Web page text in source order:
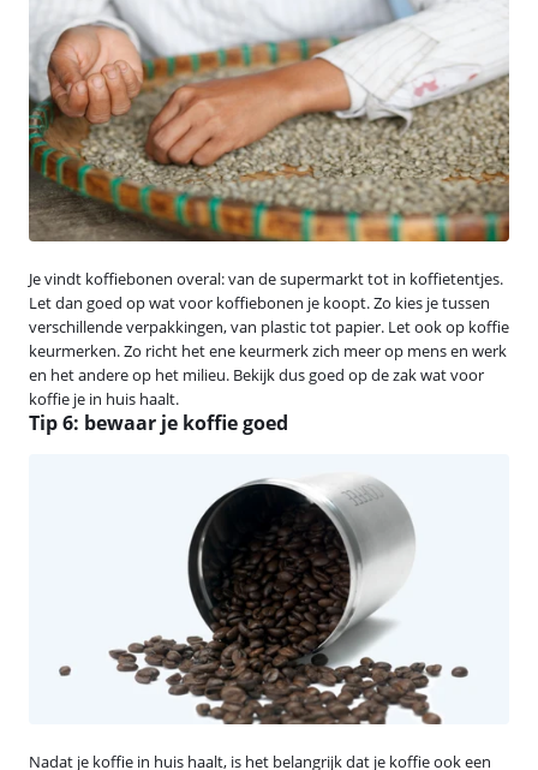
Je vindt koffiebonen overal: van de supermarkt tot in koffietentjes.
Let dan goed op wat voor koffiebonen je koopt. Zo kies je tussen
verschillende verpakkingen, van plastic tot papier. Let ook op koffie
keurmerken. Zo richt het ene keurmerk zich meer op mens en werk
en het andere op het milieu. Bekijk dus goed op de zak wat voor
koffie je in huis haalt.
Tip 6: bewaar je koffie goed
Nadat je koffie in huis haalt, is het belangrijk dat je koffie ook een